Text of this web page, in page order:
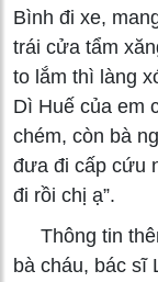
Bình đi xe,
trái cửa tẩm
to lắm thì làng
Dì Huế của em
chém, còn bà
đưa đi cấp cứu
đi rồi chị ạ”.
Thông tin
bà cháu, bác sĩ